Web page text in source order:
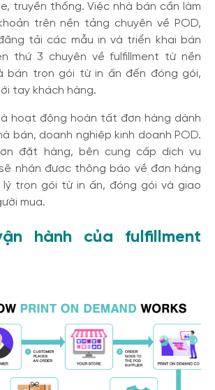
truyền thống. Việc nhà bán cần làm
trên nền tảng chuyên về POD,
tải các mẫu in và triển khai bán
thứ 3 chuyên về fulfillment từ nền
bán trọn gói từ in ấn đến đóng gói,
tay khách hàng.
là hoạt động hoàn tất đơn hàng dành
bán, doanh nghiệp kinh doanh POD.
đặt hàng, bên cung cấp dịch vụ
sẽ nhận được thông báo về đơn hàng
lý trọn gói từ in ấn, đóng gói và giao
mua.
hành của fulfillment